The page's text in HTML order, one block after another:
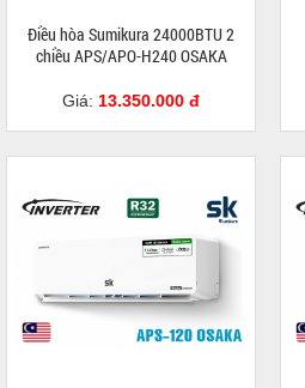
Điều hòa Sumikura 24000BTU 2
chiều APS/APO-H240 OSAKA
Giá: 13.350.000 đ